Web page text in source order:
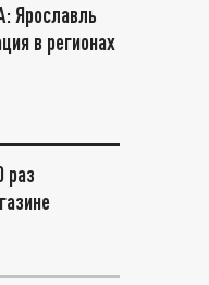
Ярославль
в регионах
раз